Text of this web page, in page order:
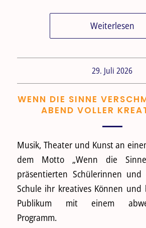
Weiterlesen
29. Juli 2026
WENN DIE SINNE
ABEND VOLLER
Musik, Theater und Kunst an
dem Motto „Wenn die Sinne
präsentierten Schülerinnen und
Schule ihr kreatives Können und
Publikum mit einem
Programm.